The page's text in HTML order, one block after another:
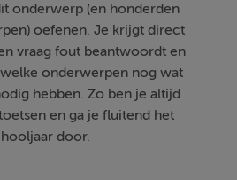
onderwerp (en honderden
oefenen. Je krijgt direct
vraag fout beantwoordt en
onderwerpen nog wat
hebben. Zo ben je altijd
en ga je fluitend het
door.